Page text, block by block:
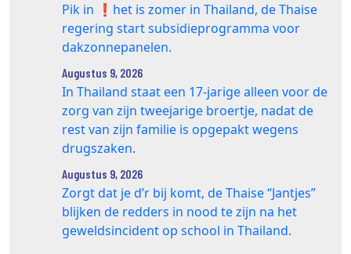
Pik in ❗️het is zomer in Thailand, de Thaise
regering start subsidieprogramma voor
dakzonnepanelen.
Augustus 9, 2026
In Thailand staat een 17‑jarige alleen voor de
zorg van zijn tweejarige broertje, nadat de
rest van zijn familie is opgepakt wegens
drugszaken.
Augustus 9, 2026
Zorgt dat je d’r bij komt, de Thaise “Jantjes”
blijken de redders in nood te zijn na het
geweldsincident op school in Thailand.